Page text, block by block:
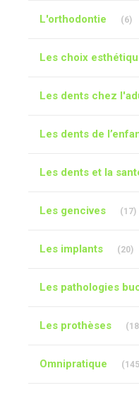
L'orthodontie (6)
Les choix
Les dents chez
Les dents de
Les dents et la
Les gencives (17)
Les implants (20)
Les pathologies
Les prothèses
Omnipratique